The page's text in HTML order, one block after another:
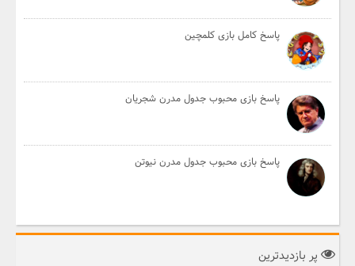
پاسخ کامل بازی کلمچین
پاسخ بازی محبوب جدول مدرن شجریان
پاسخ بازی محبوب جدول مدرن نیوتن
پر بازدیدترین